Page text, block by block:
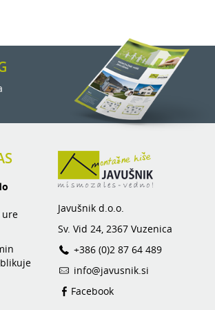
ure
Javušnik d.o.o.
Sv. Vid 24, 2367 Vuzenica
+386 (0)2 87 64 489
info@javusnik.si
Facebook